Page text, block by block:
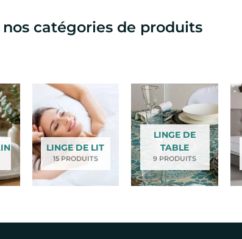
nos catégories de produits
LINGE DE LIT
15 PRODUITS
LINGE DE
TABLE
9 PRODUITS